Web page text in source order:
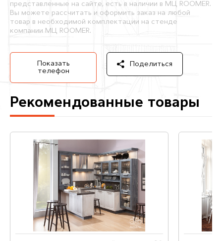
представленные на сайте, есть в наличии в МЦ ROOMER.
Вы можете рассчитать и оформить заказ на любой
товар в необходимой комплектации на стенде
компании МЦ ROOMER.
Показать
телефон
Поделиться
Рекомендованные товары